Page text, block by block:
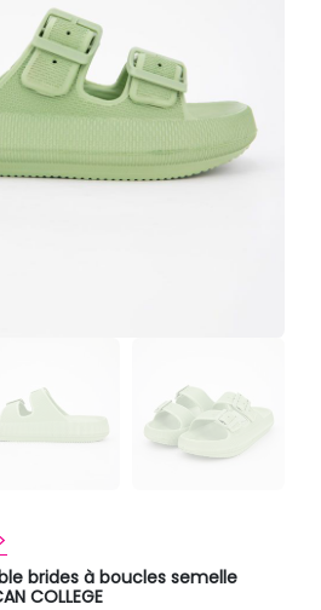
brides à boucles semelle
COLLEGE